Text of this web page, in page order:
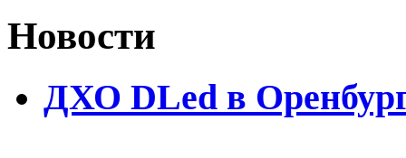
Новости
ДХО DLed в